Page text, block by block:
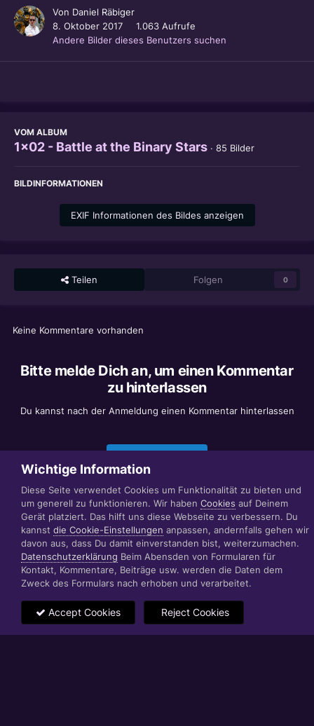
Von Daniel Räbiger
8. Oktober 2017
1.063 Aufrufe
Andere Bilder dieses Benutzers suchen
VOM ALBUM
1x02 - Battle at the Binary Stars · 85 Bilder
BILDINFORMATIONEN
EXIF Informationen des Bildes anzeigen
Teilen Folgen 0
Keine Kommentare vorhanden
Bitte melde Dich an, um einen Kommentar
zu hinterlassen
Du kannst nach der Anmeldung einen Kommentar hinterlassen
Datenschutzerklärung Impressum
© 1999 - 2022 RÄBIGER IT|WEB|VIDEO|CONSULTING
www.raebiger.pro
Powered by Invision Community
Wichtige Information
Diese Seite verwendet Cookies um Funktionalität zu bieten und
um generell zu funktionieren. Wir haben Cookies auf Deinem
Gerät platziert. Das hilft uns diese Webseite zu verbessern. Du
kannst die Cookie-Einstellungen anpassen, andernfalls gehen wir
davon aus, dass Du damit einverstanden bist, weiterzumachen.
Datenschutzerklärung Beim Abensden von Formularen für
Kontakt, Kommentare, Beiträge usw. werden die Daten dem
Zweck des Formulars nach erhoben und verarbeitet.
Accept Cookies Reject Cookies